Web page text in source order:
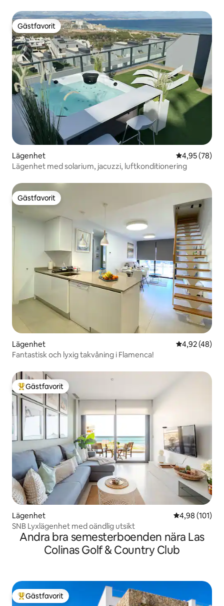
Gästfavorit
Gästfavorit
Lägenhet 4,95 av 5 i
4,95 (78)
Lägenhet med solarium, jacuzzi, luftkonditionering
Gästfavorit
Gästfavorit
Lägenhet 4,92 av 5 i
4,92 (48)
Fantastisk och lyxig takvåning i Flamenca!
Populär gästfavorit
Gästfavorit
Lägenhet 4,98 av 5 i
4,98 (101)
SNB Lyxlägenhet med oändlig utsikt
Andra bra semesterboenden nära Las
Colinas Golf & Country Club
Populär gästfavorit
Gästfavorit